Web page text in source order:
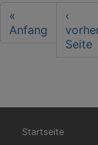
First
page
«
Anfang
Seite
‹
Seite
Hauptnavigation
Startseite